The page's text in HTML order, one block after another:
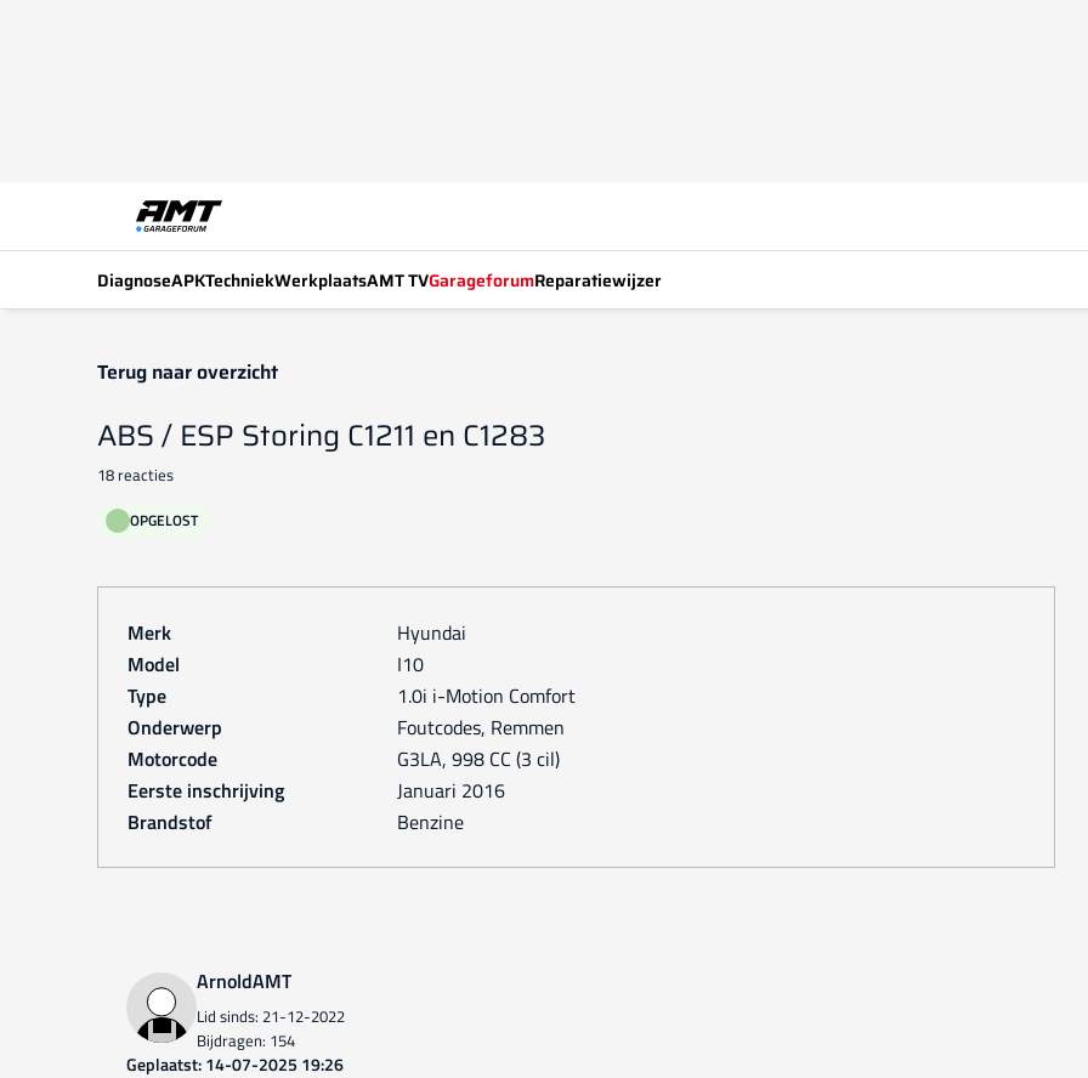
DiagnoseAPKTechniekWerkplaatsAMT TVGarageforumReparatiewijzer
Terug naar overzicht
ABS / ESP Storing C1211 en C1283
18 reacties
OPGELOST
Merk
Hyundai
Model
i10
Type
1.0i i-Motion Comfort
Onderwerp
Foutcodes, Remmen
Motorcode
G3LA, 998 CC (3 cil)
Eerste inschrijving
januari 2016
Brandstof
Benzine
ArnoldAMT
Lid sinds: 21-12-2022
Bijdragen: 154
Geplaatst: 14-07-2025 19:26